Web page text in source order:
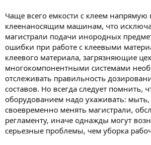
Чаще всего емкости с клеем
клеенаносящим машинам, что
магистрали подачи инородных
ошибки при работе с клеевыми
клеевого материала, загрязняющие
многокомпонентными системами
отслеживать правильность
составов. Но всегда следует помнить,
оборудованием надо ухаживать: мыть,
своевременно менять магистрали,
регламенту, иначе однажды могут
серьезные проблемы, чем уборка